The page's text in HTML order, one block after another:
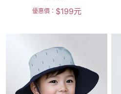
優惠價： $199元